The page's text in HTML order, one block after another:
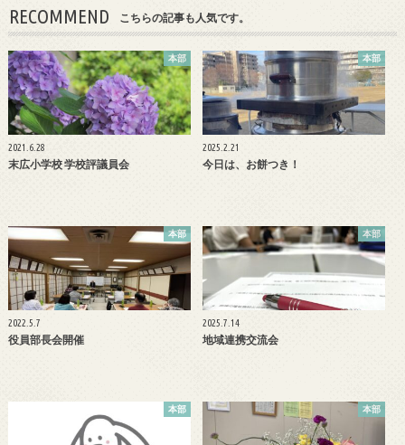
RECOMMEND こちらの記事も人気です。
本部
2021.6.28
末広小学校 学校評議員会
本部
2025.2.21
今日は、お餅つき！
本部
2022.5.7
役員部長会開催
本部
2025.7.14
地域連携交流会
本部 本部